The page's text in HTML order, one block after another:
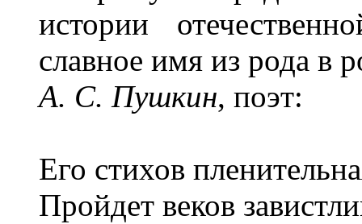
истории
славное имя из рода в
А. С. Пушкин, поэт:
Его стихов
Пройдет веков